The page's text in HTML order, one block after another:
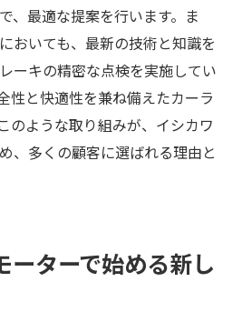
、最適な提案を行います。ま
おいても、最新の技術と知識を
ーキの精密な点検を実施してい
性と快適性を兼ね備えたカーラ
のような取り組みが、イシカワ
、多くの顧客に選ばれる理由と
ーターで始める新し